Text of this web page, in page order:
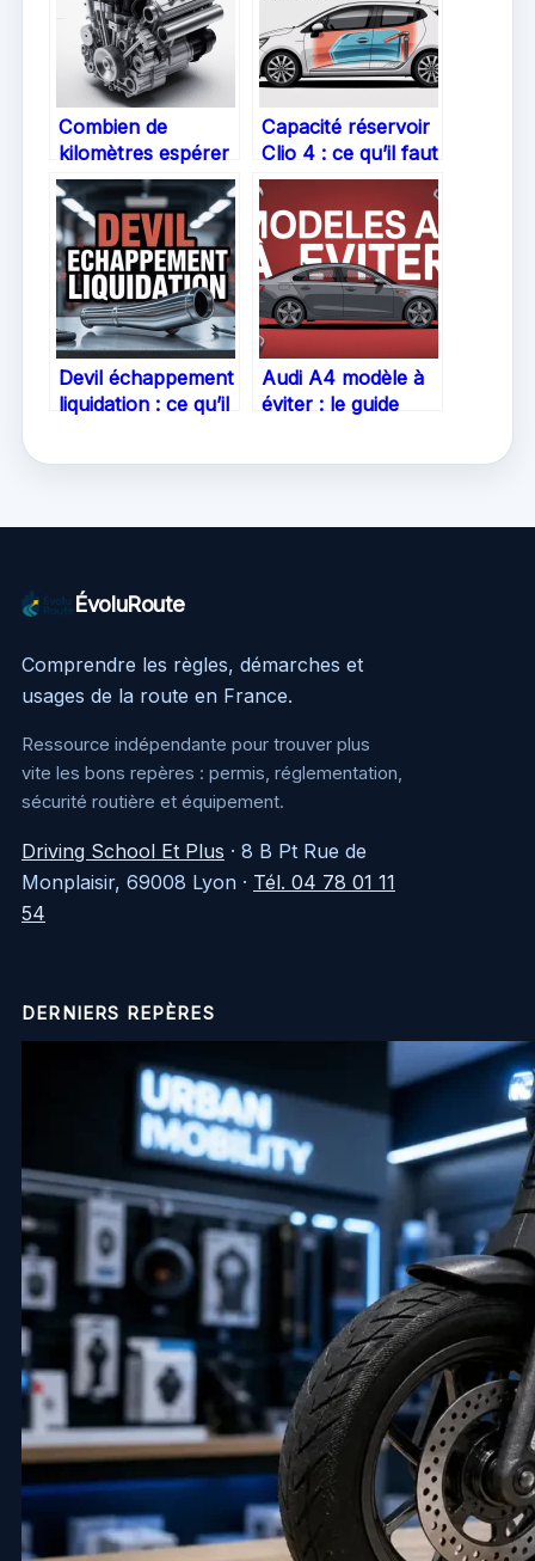
Combien de
kilomètres espérer
du moteur 1.6 HDi
90 : faits et retours
d’expérience
Capacité réservoir
Clio 4 : ce qu’il faut
savoir pour bien
gérer votre
autonomie
Devil échappement
liquidation : ce qu’il
Audi A4 modèle à
éviter : le guide
ÉvoluRoute
Comprendre les règles, démarches et
usages de la route en France.
Ressource indépendante pour trouver plus
vite les bons repères : permis, réglementation,
sécurité routière et équipement.
Driving School Et Plus · 8 B Pt Rue de
Monplaisir, 69008 Lyon · Tél. 04 78 01 11
54
DERNIERS REPÈRES